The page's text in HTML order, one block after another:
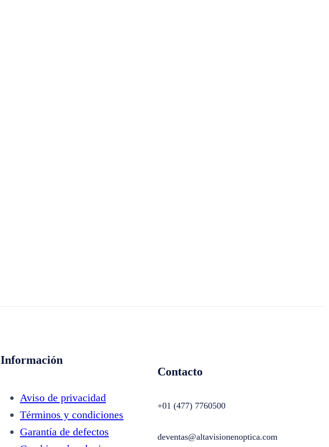
Información
Aviso de privacidad
Términos y condiciones
Garantía de defectos
Contacto
+01 (477) 7760500
deventas@altavisionenoptica.com